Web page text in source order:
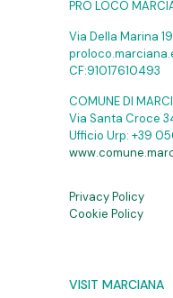
PRO LOCO
Via Della Marina
CF:91017610493
COMUNE DI
Via Santa Croce
Ufficio Urp: +39
Privacy Policy
Cookie Policy
VISIT MARCIANA